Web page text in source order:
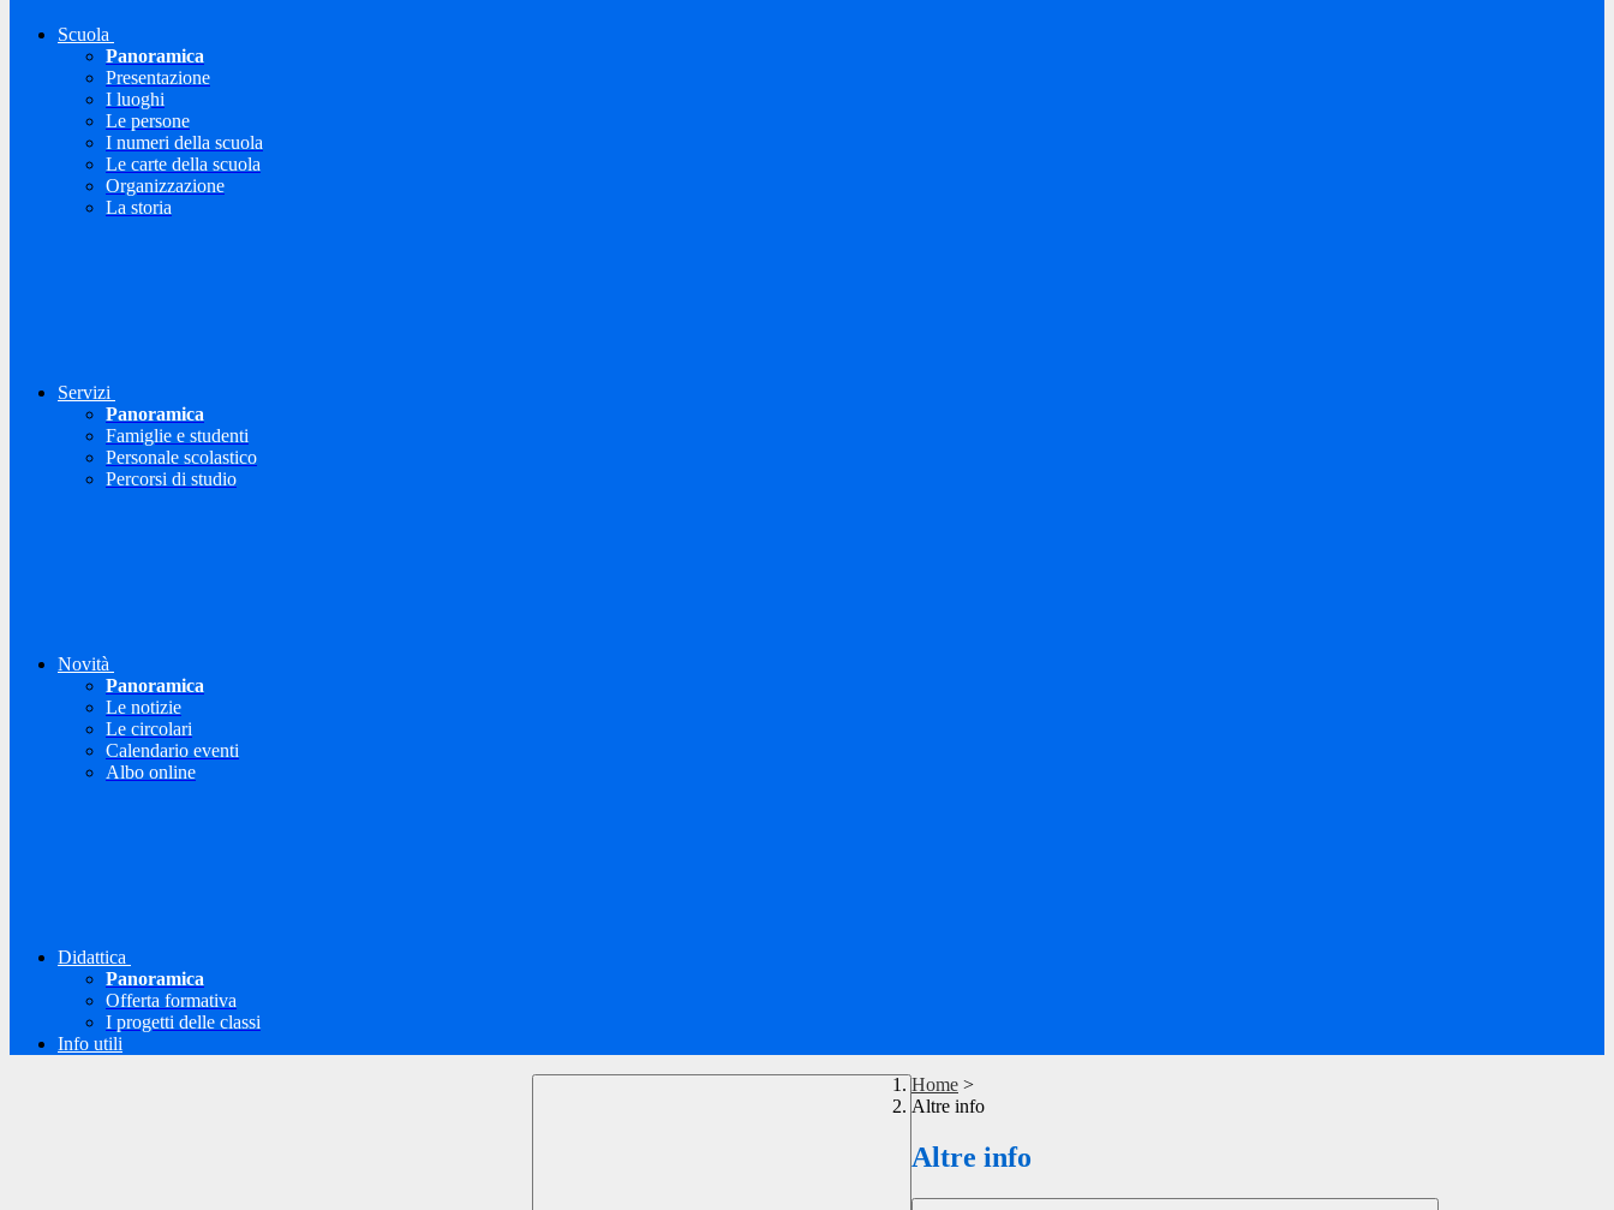
Scuola
Panoramica
Presentazione
I luoghi
Le persone
I numeri della scuola
Le carte della scuola
Organizzazione
La storia
Servizi
Panoramica
Famiglie e studenti
Personale scolastico
Percorsi di studio
Novità
Panoramica
Le notizie
Le circolari
Calendario eventi
Albo online
Didattica
Panoramica
Offerta formativa
I progetti delle classi
Info utili
Home >
Altre info
Altre info